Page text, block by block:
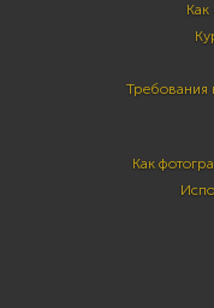
Как
Требования
Как